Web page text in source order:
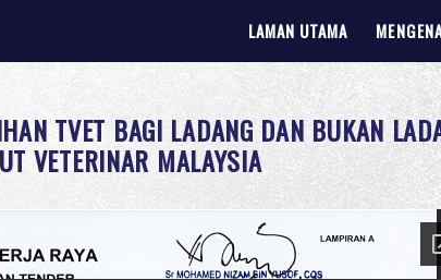
LAMAN UTAMA
TVET BAGI LADANG DAN BUKAN
VETERINAR MALAYSIA